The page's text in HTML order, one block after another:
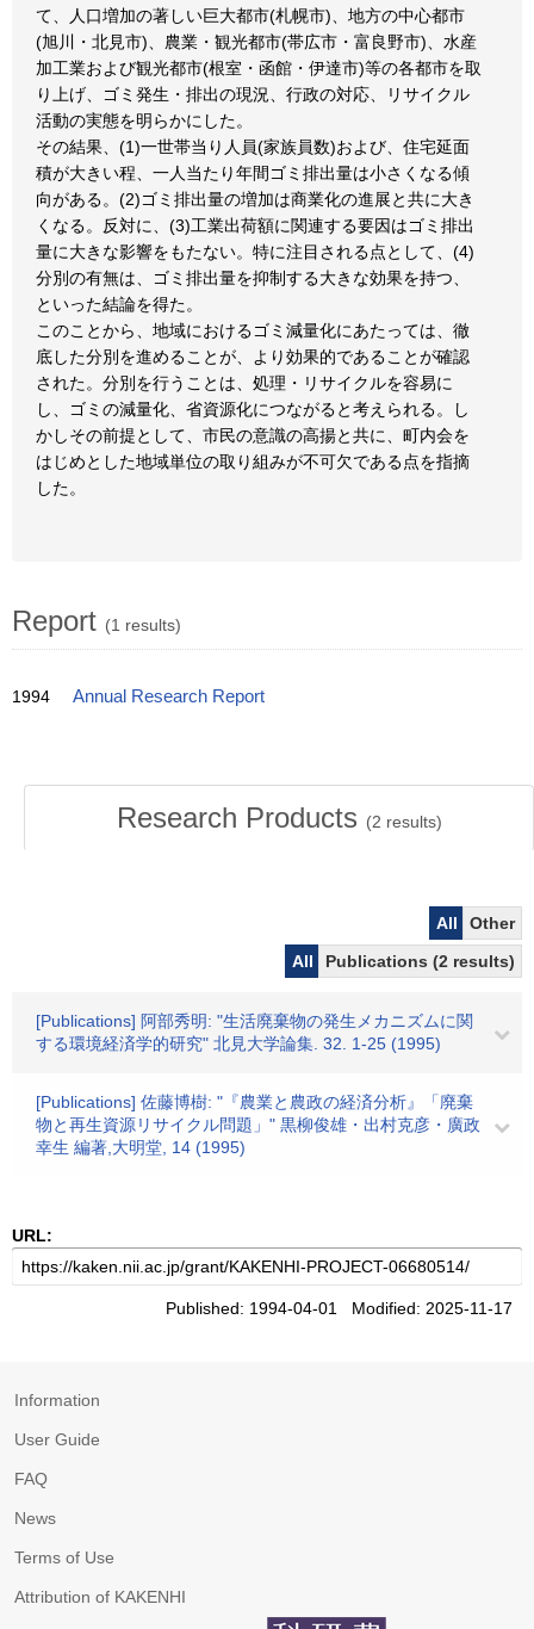
て、人口増加の著しい巨大都市(札幌市)、地方の中心都市
(旭川・北見市)、農業・観光都市(帯広市・富良野市)、水産
加工業および観光都市(根室・函館・伊達市)等の各都市を取
り上げ、ゴミ発生・排出の現況、行政の対応、リサイクル
活動の実態を明らかにした。
その結果、(1)一世帯当り人員(家族員数)および、住宅延面
積が大きい程、一人当たり年間ゴミ排出量は小さくなる傾
向がある。(2)ゴミ排出量の増加は商業化の進展と共に大き
くなる。反対に、(3)工業出荷額に関連する要因はゴミ排出
量に大きな影響をもたない。特に注目される点として、(4)
分別の有無は、ゴミ排出量を抑制する大きな効果を持つ、
といった結論を得た。
このことから、地域におけるゴミ減量化にあたっては、徹
底した分別を進めることが、より効果的であることが確認
された。分別を行うことは、処理・リサイクルを容易に
し、ゴミの減量化、省資源化につながると考えられる。し
かしその前提として、市民の意識の高揚と共に、町内会を
はじめとした地域単位の取り組みが不可欠である点を指摘
した。
Report (1 results)
1994 Annual Research Report
Research Products (2 results)
All
Other
All
Publications (2 results)
[Publications] 阿部秀明: "生活廃棄物の発生メカニズムに関
する環境経済学的研究" 北見大学論集. 32. 1-25 (1995)
[Publications] 佐藤博樹: "『農業と農政の経済分析』「廃棄
物と再生資源リサイクル問題」" 黒柳俊雄・出村克彦・廣政
幸生 編著,大明堂, 14 (1995)
URL:
Published: 1994-04-01 Modified: 2025-11-17
Information
User Guide
FAQ
News
Terms of Use
Attribution of KAKENHI